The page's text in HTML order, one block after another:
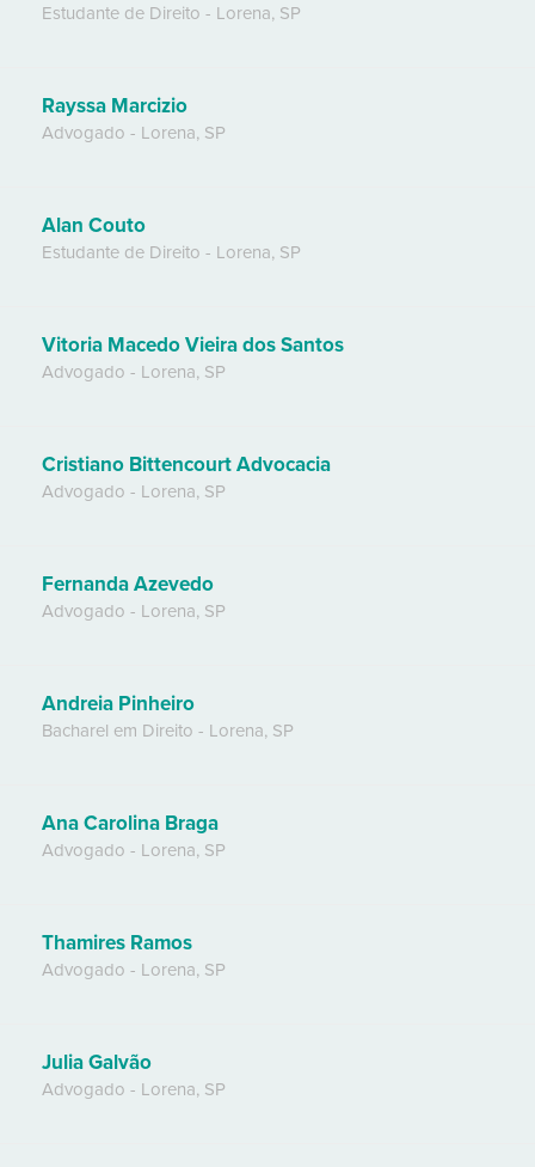
Estudante de Direito - Lorena, SP
Rayssa Marcizio
Advogado - Lorena, SP
Alan Couto
Estudante de Direito - Lorena, SP
Vitoria Macedo Vieira dos Santos
Advogado - Lorena, SP
Cristiano Bittencourt Advocacia
Advogado - Lorena, SP
Fernanda Azevedo
Advogado - Lorena, SP
Andreia Pinheiro
Bacharel em Direito - Lorena, SP
Ana Carolina Braga
Advogado - Lorena, SP
Thamires Ramos
Advogado - Lorena, SP
Julia Galvão
Advogado - Lorena, SP